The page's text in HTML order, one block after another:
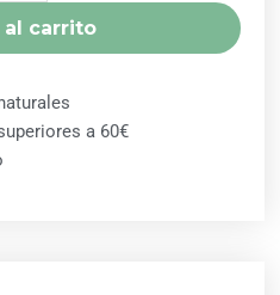
al carrito
a 60€